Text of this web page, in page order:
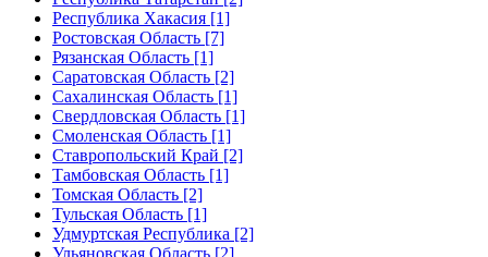
Республика Хакасия [1]
Ростовская Область [7]
Рязанская Область [1]
Саратовская Область [2]
Сахалинская Область [1]
Свердловская Область [1]
Смоленская Область [1]
Ставропольский Край [2]
Тамбовская Область [1]
Томская Область [2]
Тульская Область [1]
Удмуртская Республика [2]
Ульяновская Область [2]